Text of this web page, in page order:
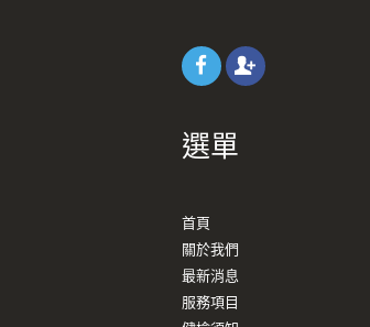
選單
首頁
關於我們
最新消息
服務項目